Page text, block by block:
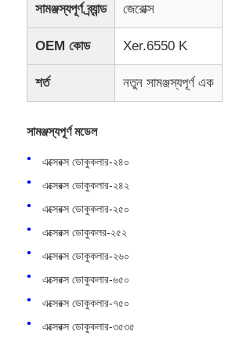
সামঞ্জস্যপূর্ণ ব্র্যান্ড জেরোক্স
OEM কোড Xer.6550 K
শর্ত নতুন সামঞ্জস্যপূর্ণ এক
সামঞ্জস্যপূর্ণ মডেল
এক্সেরক্স ডোকুকলার-২৪০
এক্সেরক্স ডোকুকলার-২৪২
এক্সেরক্স ডোকুকলার-২৫০
এক্সেরক্স ডোকুকলর-২৫২
এক্সেরক্স ডোকুকলার-২৬০
এক্সেরক্স ডোকুকলার-৬৫০
এক্সেরক্স ডোকুকলার-৭৫০
এক্সেরক্স ডোকুকলার-৩৫৩৫